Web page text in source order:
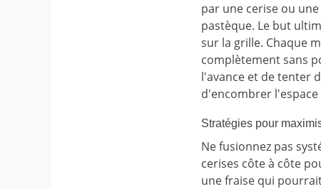
par une cerise ou
pastèque. Le but
sur la grille. Chaque
complètement sans
l'avance et de tenter
d'encombrer l'espace
Stratégies pour
Ne fusionnez pas
cerises côte à côte
une fraise qui